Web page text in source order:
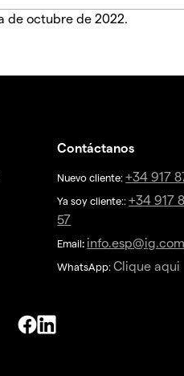
de octubre de 2022.
Contáctanos
Nuevo cliente:+34 917
Ya soy cliente::+34 917
57
Email: info.esp@ig.com
WhatsApp:Clique aqui